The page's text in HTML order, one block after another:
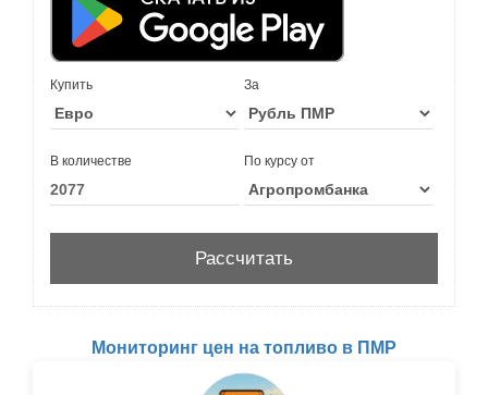
Купить За
В количестве По курсу от
Мониторинг цен на топливо в ПМР